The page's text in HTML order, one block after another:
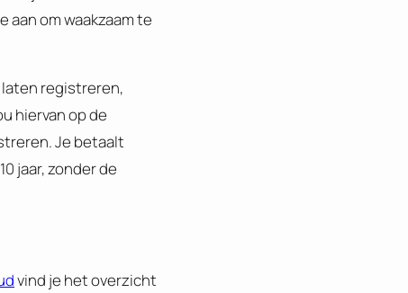
aan om waakzaam te
registreren,
hiervan op de
Je betaalt
jaar, zonder de
vind je het overzicht